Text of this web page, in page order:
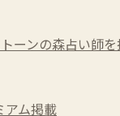
ーンの森占い師
アム掲載